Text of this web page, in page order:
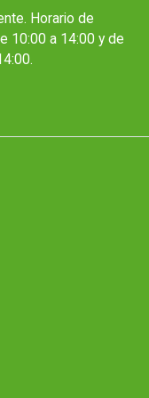
Horario de
10:00 a 14:00 y de